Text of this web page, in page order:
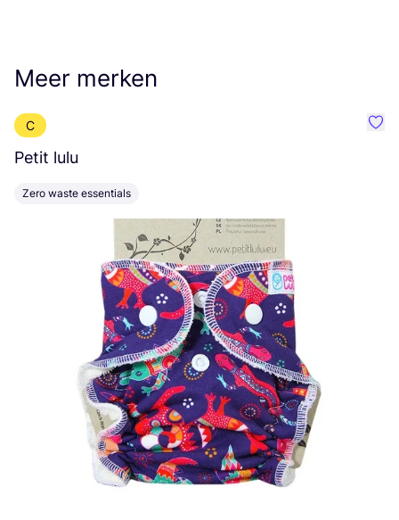
Meer merken
C
Petit lulu
Zero waste essentials